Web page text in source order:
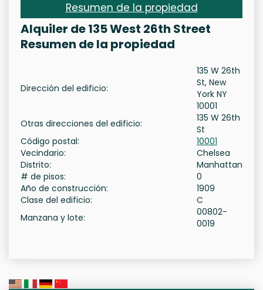
Resumen de la propiedad
Alquiler de 135 West 26th Street
Resumen de la propiedad
Dirección del edificio:
135 W 26th
St, New
York NY
10001
Otras direcciones del edificio:
135 W 26th
St
Código postal:
10001
Vecindario:
Chelsea
Distrito:
Manhattan
# de pisos:
0
Año de construcción:
1909
Clase del edificio:
C
Manzana y lote:
00802-
0019